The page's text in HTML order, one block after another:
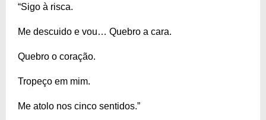
“Sigo à risca.
Me descuido e vou… Quebro a cara.
Quebro o coração.
Tropeço em mim.
Me atolo nos cinco sentidos.”